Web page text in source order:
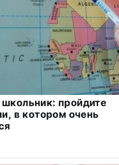
пройдите
в котором очень